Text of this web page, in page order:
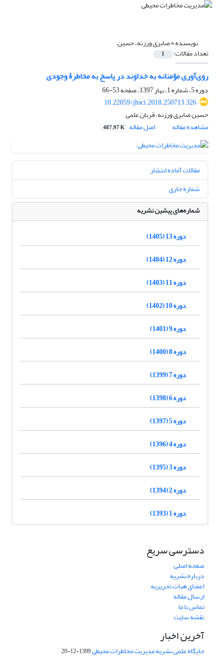
نویسنده =صابری ورزنه، حسین
تعداد مقالات: 1
روی‌آوری مؤمنانه به خداوند در پاسخ به مخاطرۀ وجودی
دوره 5، شماره 1، بهار 1397، صفحه
53-66
10.22059/jhsci.2018.250713.326
حسین صابری ورزنه، قربان علمی
مشاهده مقاله
اصل مقاله 487.97 K
مقالات آماده انتشار
شماره جاری
شماره‌های پیشین نشریه
دوره 13 (1405)
دوره 12 (1404)
دوره 11 (1403)
دوره 10 (1402)
دوره 9 (1401)
دوره 8 (1400)
دوره 7 (1399)
دوره 6 (1398)
دوره 5 (1397)
دوره 4 (1396)
دوره 3 (1395)
دوره 2 (1394)
دوره 1 (1393)
دسترسی سریع
صفحه اصلی
درباره نشریه
اعضای هیات تحریریه
ارسال مقاله
تماس با ما
نقشه سایت
آخرین اخبار
جایگاه علمی نشریه مدیریت مخاطرات محیطی1399-12-20